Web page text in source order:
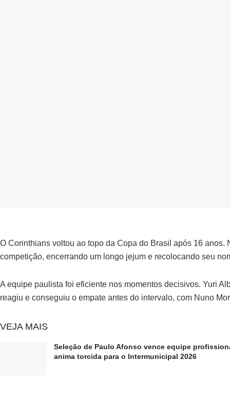
O Corinthians voltou ao topo da Copa do Brasil após 16
competição, encerrando um longo jejum e recolocando seu
A equipe paulista foi eficiente nos momentos decisivos. Yuri
reagiu e conseguiu o empate antes do intervalo, com Nuno
VEJA MAIS
Seleção de Paulo Afonso vence equipe
anima torcida para o Intermunicipal 2026